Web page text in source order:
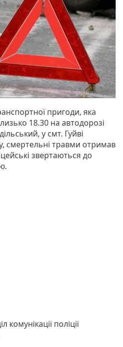
пригоди, яка
18.30 на автодорозі
у смт. Гуйві
смертельні травми отримав
звертаються до
комунікації поліції